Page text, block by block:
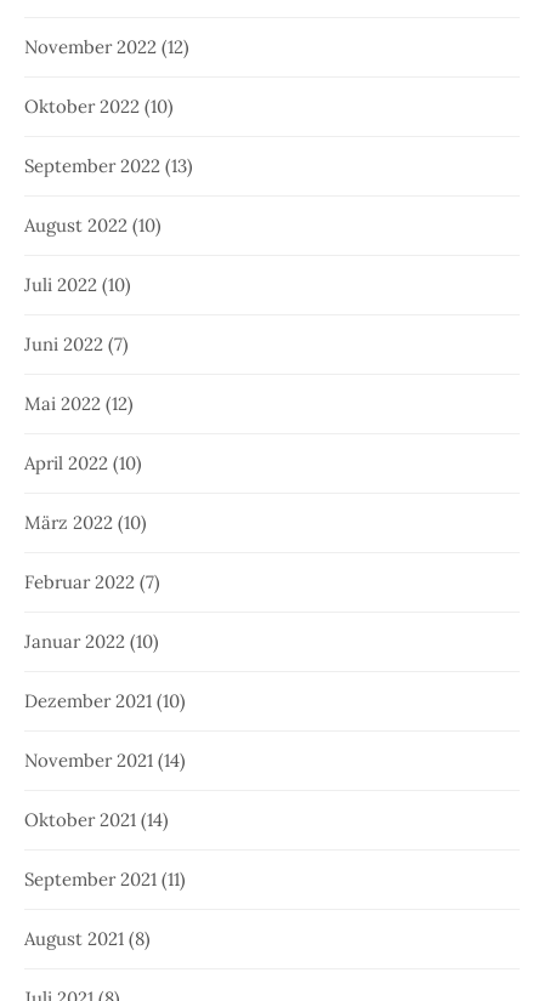
November 2022 (12)
Oktober 2022 (10)
September 2022 (13)
August 2022 (10)
Juli 2022 (10)
Juni 2022 (7)
Mai 2022 (12)
April 2022 (10)
März 2022 (10)
Februar 2022 (7)
Januar 2022 (10)
Dezember 2021 (10)
November 2021 (14)
Oktober 2021 (14)
September 2021 (11)
August 2021 (8)